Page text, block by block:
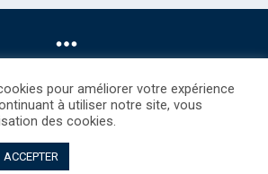
rights
pour améliorer votre expérience
à utiliser notre site, vous
des cookies.
ACCEPTER